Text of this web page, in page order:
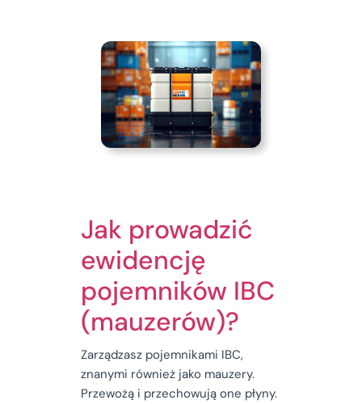
Jak prowadzić
ewidencję
pojemników IBC
(mauzerów)?
Zarządzasz pojemnikami IBC,
znanymi również jako mauzery.
Przewożą i przechowują one płyny.